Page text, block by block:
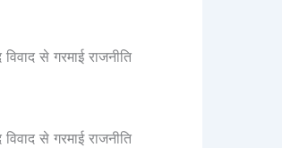
से गरमाई राजनीति
से गरमाई राजनीति